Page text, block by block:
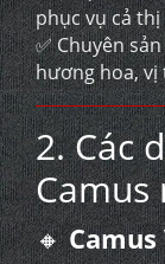
phục vụ cả
✅ Chuyên
hương hoa, vị
2. Các
Camus
🔸Camus